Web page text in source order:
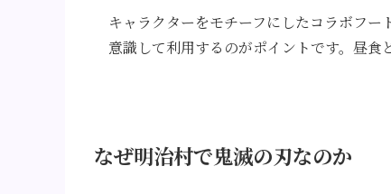
キャラクターをモチーフにしたコラボフ
意識して利用するのがポイントです。昼食
なぜ明治村で鬼滅の刃なのか